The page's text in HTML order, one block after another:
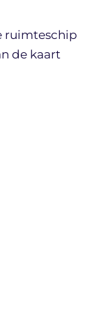
ruimteschip
de kaart